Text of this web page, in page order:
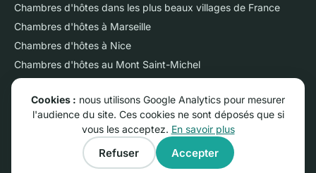
Afficher la carte
Chambres d'hôtes dans les plus beaux villages de France
Chambres d'hôtes à Marseille
Chambres d'hôtes à Nice
Chambres d'hôtes au Mont Saint-Michel
Chambres d'hôtes sur l'Ile de Ré
Chambres d'hôtes près du Futuroscope
Chambres d'hôtes en Camargue
Gîtes dans les plus beaux villages de France
Gîtes près du Mont Saint-Michel
Cookies : nous utilisons Google Analytics pour mesurer
l'audience du site. Ces cookies ne sont déposés que si
vous les acceptez. En savoir plus
Refuser Accepter